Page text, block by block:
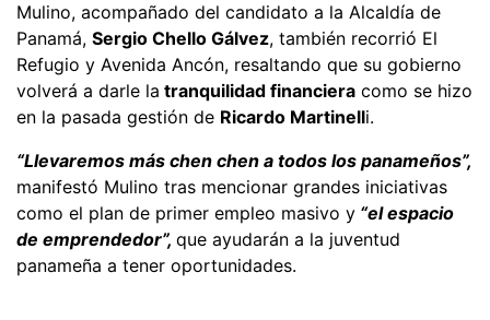
Mulino, acompañado del candidato a la Alcaldía de
Panamá, Sergio Chello Gálvez, también recorrió El
Refugio y Avenida Ancón, resaltando que su gobierno
volverá a darle la tranquilidad financiera como se hizo
en la pasada gestión de Ricardo Martinelli.
“Llevaremos más chen chen a todos los panameños”,
manifestó Mulino tras mencionar grandes iniciativas
como el plan de primer empleo masivo y “el espacio
de emprendedor”, que ayudarán a la juventud
panameña a tener oportunidades.